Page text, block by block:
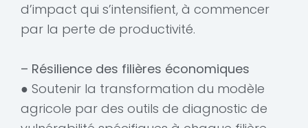
d’impact qui s’intensifient, à commencer
par la perte de productivité.
– Résilience des filières économiques
● Soutenir la transformation du modèle
agricole par des outils de diagnostic de